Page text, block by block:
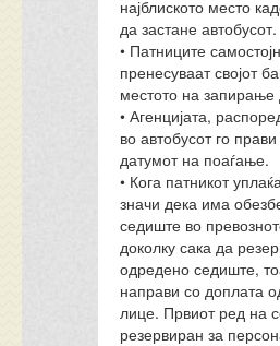
најблиското место
да застане автобусот.
• Патниците
пренесуваат својот
местото на запирање
• Агенцијата,
во автобусот го
датумот на поаѓање.
• Кога патникот
значи дека има
седиште во
доколку сака да
одредено седиште,
направи со доплата
лице. Првиот ред на
резервиран за